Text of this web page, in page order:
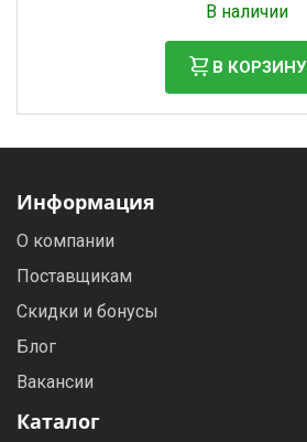
В наличии
В КОРЗИНУ
Информация
О компании
Поставщикам
Скидки и бонусы
Блог
Вакансии
Каталог